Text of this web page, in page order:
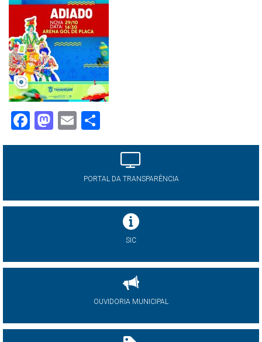
Facebook
Mastodon
Email
PORTAL DA TRANSPARÊNCIA
SIC
OUVIDORIA MUNICIPAL